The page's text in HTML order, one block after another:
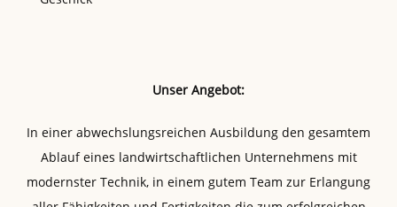
Unser Angebot:
In einer abwechslungsreichen Ausbildung den gesamtem
Ablauf eines landwirtschaftlichen Unternehmens mit
modernster Technik, in einem gutem Team zur Erlangung